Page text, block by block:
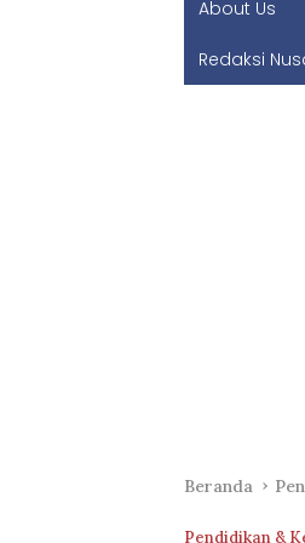
About Us
Redaksi
Beranda
Pendidikan &